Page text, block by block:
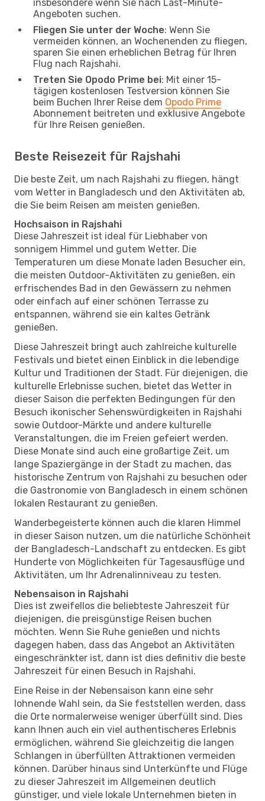
insbesondere wenn Sie nach Last-Minute-
Angeboten suchen.
Fliegen Sie unter der Woche: Wenn Sie
vermeiden können, an Wochenenden zu fliegen,
sparen Sie einen erheblichen Betrag für Ihren
Flug nach Rajshahi.
Treten Sie Opodo Prime bei: Mit einer 15-
tägigen kostenlosen Testversion können Sie
beim Buchen Ihrer Reise dem Opodo Prime
Abonnement beitreten und exklusive Angebote
für Ihre Reisen genießen.
Beste Reisezeit für Rajshahi
Die beste Zeit, um nach Rajshahi zu fliegen, hängt
vom Wetter in Bangladesch und den Aktivitäten ab,
die Sie beim Reisen am meisten genießen.
Hochsaison in Rajshahi
Diese Jahreszeit ist ideal für Liebhaber von
sonnigem Himmel und gutem Wetter. Die
Temperaturen um diese Monate laden Besucher ein,
die meisten Outdoor-Aktivitäten zu genießen, ein
erfrischendes Bad in den Gewässern zu nehmen
oder einfach auf einer schönen Terrasse zu
entspannen, während sie ein kaltes Getränk
genießen.
Diese Jahreszeit bringt auch zahlreiche kulturelle
Festivals und bietet einen Einblick in die lebendige
Kultur und Traditionen der Stadt. Für diejenigen, die
kulturelle Erlebnisse suchen, bietet das Wetter in
dieser Saison die perfekten Bedingungen für den
Besuch ikonischer Sehenswürdigkeiten in Rajshahi
sowie Outdoor-Märkte und andere kulturelle
Veranstaltungen, die im Freien gefeiert werden.
Diese Monate sind auch eine großartige Zeit, um
lange Spaziergänge in der Stadt zu machen, das
historische Zentrum von Rajshahi zu besuchen oder
die Gastronomie von Bangladesch in einem schönen
lokalen Restaurant zu genießen.
Wanderbegeisterte können auch die klaren Himmel
in dieser Saison nutzen, um die natürliche Schönheit
der Bangladesch-Landschaft zu entdecken. Es gibt
Hunderte von Möglichkeiten für Tagesausflüge und
Aktivitäten, um Ihr Adrenalinniveau zu testen.
Nebensaison in Rajshahi
Dies ist zweifellos die beliebteste Jahreszeit für
diejenigen, die preisgünstige Reisen buchen
möchten. Wenn Sie Ruhe genießen und nichts
dagegen haben, dass das Angebot an Aktivitäten
eingeschränkter ist, dann ist dies definitiv die beste
Jahreszeit für einen Besuch in Rajshahi.
Eine Reise in der Nebensaison kann eine sehr
lohnende Wahl sein, da Sie feststellen werden, dass
die Orte normalerweise weniger überfüllt sind. Dies
kann Ihnen auch ein viel authentischeres Erlebnis
ermöglichen, während Sie gleichzeitig die langen
Schlangen in überfüllten Attraktionen vermeiden
können. Darüber hinaus sind Unterkünfte und Flüge
zu dieser Jahreszeit im Allgemeinen deutlich
günstiger, und viele lokale Unternehmen bieten in